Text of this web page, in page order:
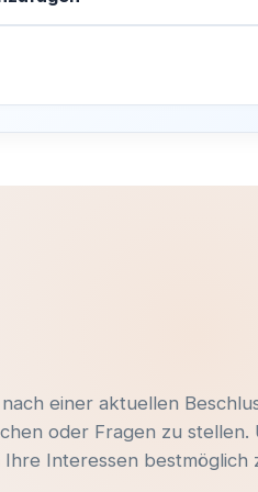
einer aktuellen
oder Fragen zu stellen.
Interessen bestmöglich